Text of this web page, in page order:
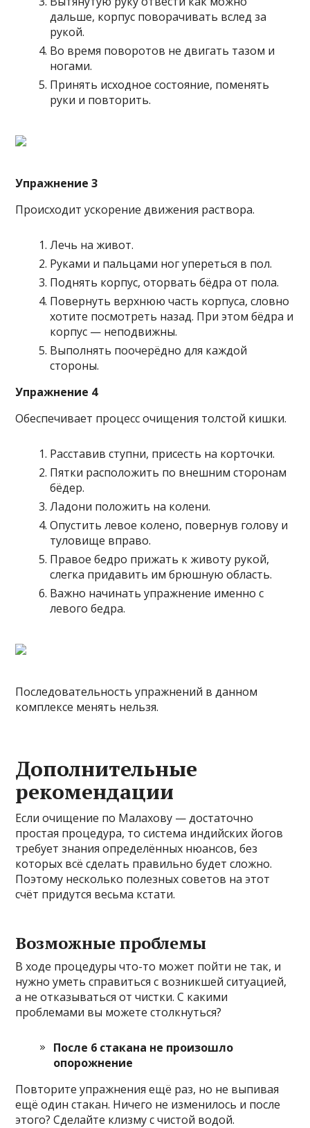
дальше, корпус поворачивать вслед за
рукой.
Во время поворотов не двигать тазом и
ногами.
Принять исходное состояние, поменять
руки и повторить.
Упражнение 3
Происходит ускорение движения раствора.
Лечь на живот.
Руками и пальцами ног упереться в пол.
Поднять корпус, оторвать бёдра от пола.
Повернуть верхнюю часть корпуса, словно
хотите посмотреть назад. При этом бёдра и
корпус — неподвижны.
Выполнять поочерёдно для каждой
стороны.
Упражнение 4
Обеспечивает процесс очищения толстой кишки.
Расставив ступни, присесть на корточки.
Пятки расположить по внешним сторонам
бёдер.
Ладони положить на колени.
Опустить левое колено, повернув голову и
туловище вправо.
Правое бедро прижать к животу рукой,
слегка придавить им брюшную область.
Важно начинать упражнение именно с
левого бедра.
Последовательность упражнений в данном
комплексе менять нельзя.
Дополнительные
рекомендации
Если очищение по Малахову — достаточно
простая процедура, то система индийских йогов
требует знания определённых нюансов, без
которых всё сделать правильно будет сложно.
Поэтому несколько полезных советов на этот
счёт придутся весьма кстати.
Возможные проблемы
В ходе процедуры что-то может пойти не так, и
нужно уметь справиться с возникшей ситуацией,
а не отказываться от чистки. С какими
проблемами вы можете столкнуться?
После 6 стакана не произошло
опорожнение
Повторите упражнения ещё раз, но не выпивая
ещё один стакан. Ничего не изменилось и после
этого? Сделайте клизму с чистой водой.